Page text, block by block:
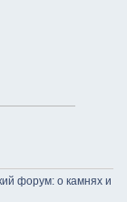
форум: о камнях и